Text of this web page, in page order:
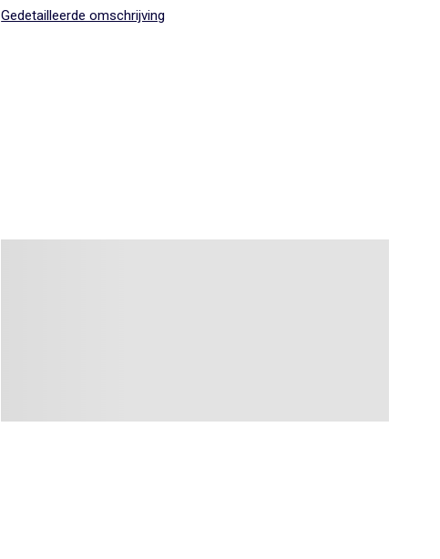
Gedetailleerde omschrijving